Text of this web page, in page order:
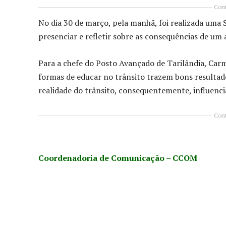
No dia 30 de março, pela manhã, foi realizada
presenciar e refletir sobre as consequências de
Para a chefe do Posto Avançado de Tarilândia,
formas de educar no trânsito trazem bons
realidade do trânsito, consequentemente,
Coordenadoria de Comunicação – CCOM